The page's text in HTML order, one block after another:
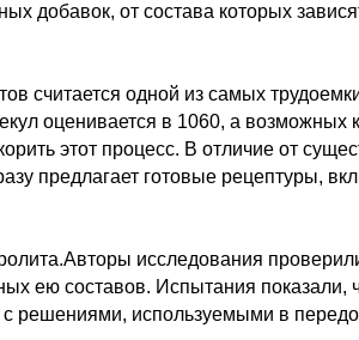
добавок, от состава которых
считается одной из самых
оценивается в 1060, а
этот процесс. В отличие от
предлагает готовые рецептуры,
исследования
ею составов. Испытания показали,
с решениями, используемыми в